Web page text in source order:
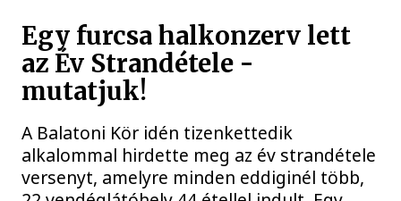
Egy furcsa halkonzerv lett
az Év Strandétele -
mutatjuk!
A Balatoni Kör idén tizenkettedik
alkalommal hirdette meg az év strandétele
versenyt, amelyre minden eddiginél több,